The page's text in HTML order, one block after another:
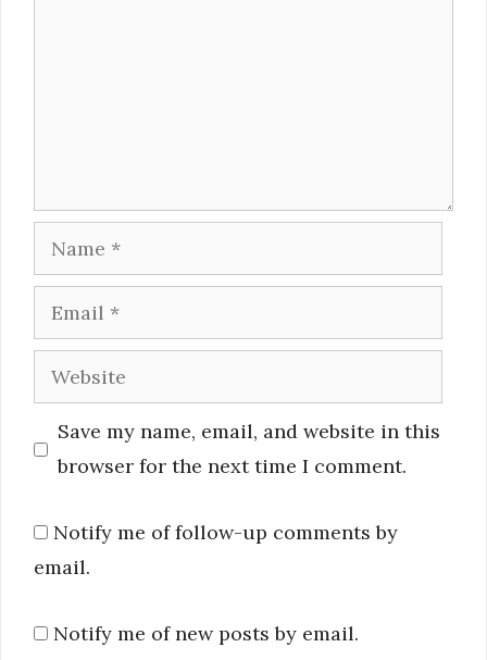
Name
Email
Website
Save my name, email, and website in this
browser for the next time I comment.
Notify me of follow-up comments by
email.
Notify me of new posts by email.